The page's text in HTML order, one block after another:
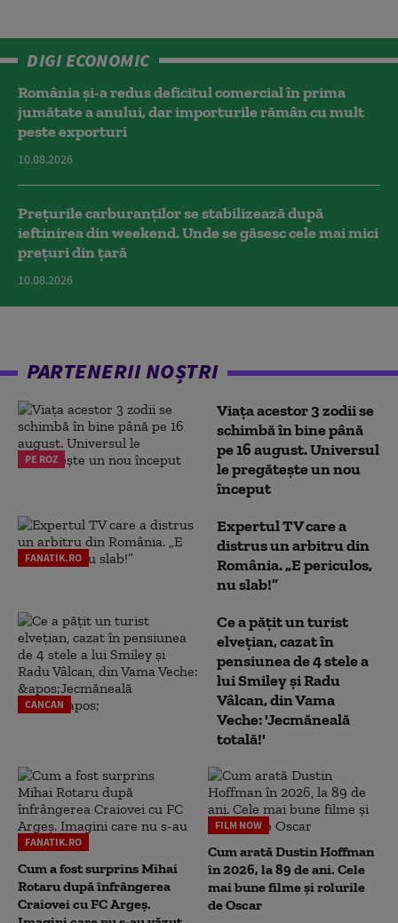
DIGI ECONOMIC
România și-a redus deficitul comercial în prima
jumătate a anului, dar importurile rămân cu mult
peste exporturi
10.08.2026
Prețurile carburanților se stabilizează după
ieftinirea din weekend. Unde se găsesc cele mai mici
prețuri din țară
10.08.2026
PARTENERII NOȘTRI
PE ROZ
Viața acestor 3 zodii se
schimbă în bine până
pe 16 august. Universul
le pregătește un nou
început
FANATIK.RO
Expertul TV care a
distrus un arbitru din
România. „E periculos,
nu slab!”
CANCAN
Ce a pățit un turist
elvețian, cazat în
pensiunea de 4 stele a
lui Smiley și Radu
Vâlcan, din Vama
Veche: 'Jecmăneală
totală!'
FANATIK.RO
Cum a fost surprins Mihai
Rotaru după înfrângerea
Craiovei cu FC Argeș.
FILM NOW
Cum arată Dustin Hoffman
în 2026, la 89 de ani. Cele
mai bune filme și rolurile
de Oscar